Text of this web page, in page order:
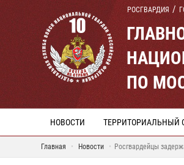
РОСГВАРДИЯ
ПО
НОВОСТИ ТЕРРИТОРИАЛЬНЫЙ
Главная Новости Росгвардейцы